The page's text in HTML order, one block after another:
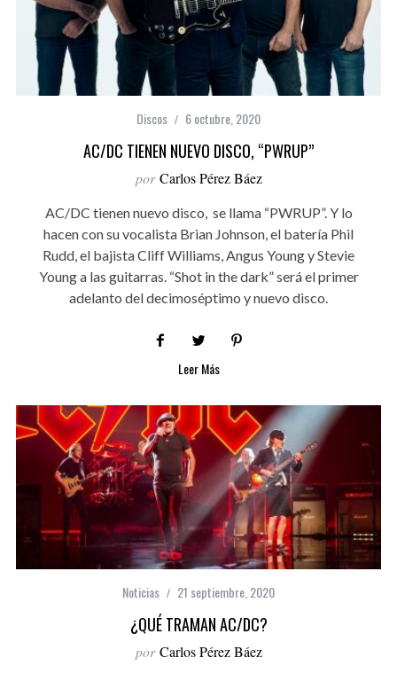
Discos 6 octubre, 2020
AC/DC TIENEN NUEVO DISCO, “PWRUP”
por Carlos Pérez Báez
AC/DC tienen nuevo disco, se llama “PWRUP”. Y lo
hacen con su vocalista Brian Johnson, el batería Phil
Rudd, el bajista Cliff Williams, Angus Young y Stevie
Young a las guitarras. “Shot in the dark” será el primer
adelanto del decimoséptimo y nuevo disco.
Leer Más
Noticias 21 septiembre, 2020
¿QUÉ TRAMAN AC/DC?
por Carlos Pérez Báez